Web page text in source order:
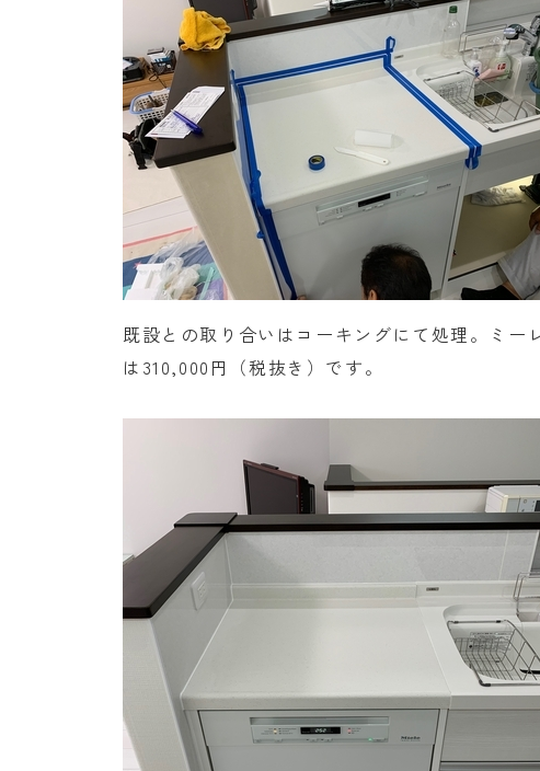
既設との取り合いはコーキングにて処理。ミ
は310,000円（税抜き）です。